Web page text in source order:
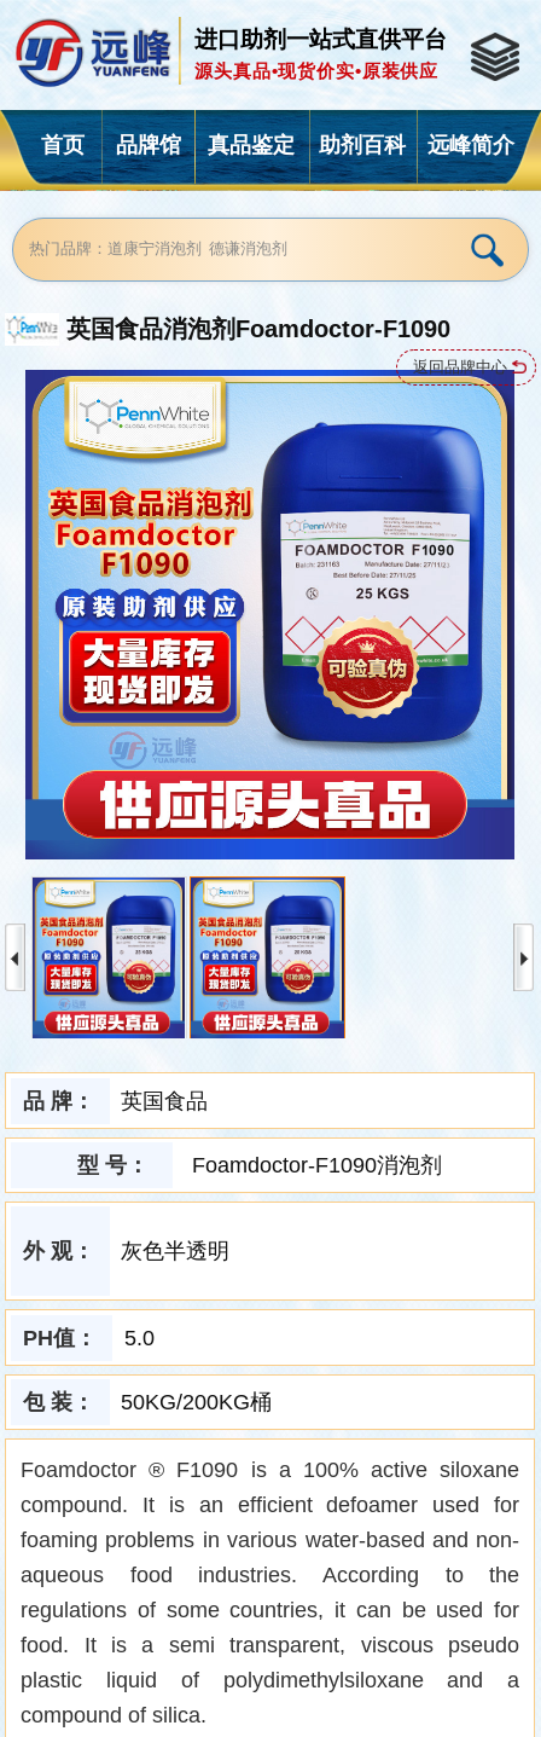
进口助剂一站式直供平台
源头真品•现货价实•原装供应
首页 品牌馆 真品鉴定 助剂百科 远峰简介
英国食品消泡剂Foamdoctor-F1090
返回品牌中心
品 牌： 英国食品
型 号： Foamdoctor-F1090消泡剂
外 观： 灰色半透明
PH值： 5.0
包 装： 50KG/200KG桶
Foamdoctor ® F1090 is a 100% active siloxane
compound. It is an efficient defoamer used for
foaming problems in various water-based and non-
aqueous food industries. According to the
regulations of some countries, it can be used for
food. It is a semi transparent, viscous pseudo
plastic liquid of polydimethylsiloxane and a
compound of silica.